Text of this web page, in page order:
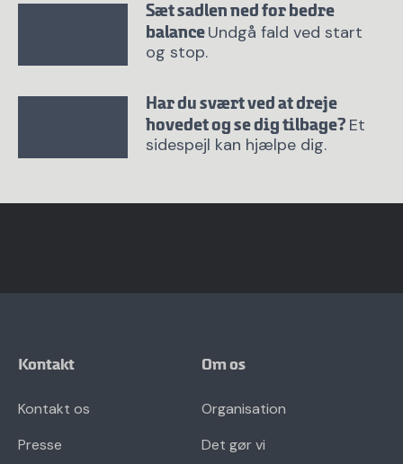
Sæt sadlen ned for bedre
balanceUndgå fald ved start
og stop.
Har du svært ved at dreje
hovedet og se dig tilbage? Et
sidespejl kan hjælpe dig.
Kontakt
Kontakt os
Presse
Om os
Organisation
Det gør vi